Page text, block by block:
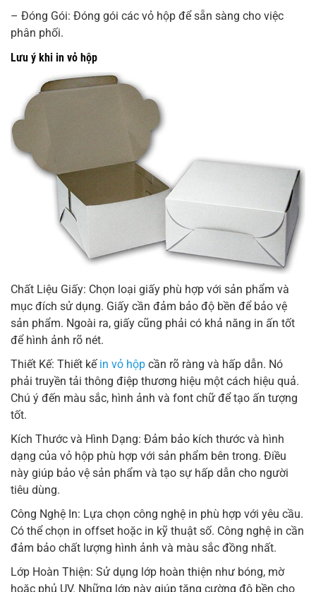
– Đóng Gói: Đóng gói các vỏ hộp để sẵn sàng cho việc
phân phối.
Lưu ý khi in vỏ hộp
Chất Liệu Giấy: Chọn loại giấy phù hợp với sản phẩm và
mục đích sử dụng. Giấy cần đảm bảo độ bền để bảo vệ
sản phẩm. Ngoài ra, giấy cũng phải có khả năng in ấn tốt
để hình ảnh rõ nét.
Thiết Kế: Thiết kế in vỏ hộp cần rõ ràng và hấp dẫn. Nó
phải truyền tải thông điệp thương hiệu một cách hiệu quả.
Chú ý đến màu sắc, hình ảnh và font chữ để tạo ấn tượng
tốt.
Kích Thước và Hình Dạng: Đảm bảo kích thước và hình
dạng của vỏ hộp phù hợp với sản phẩm bên trong. Điều
này giúp bảo vệ sản phẩm và tạo sự hấp dẫn cho người
tiêu dùng.
Công Nghệ In: Lựa chọn công nghệ in phù hợp với yêu cầu.
Có thể chọn in offset hoặc in kỹ thuật số. Công nghệ in cần
đảm bảo chất lượng hình ảnh và màu sắc đồng nhất.
Lớp Hoàn Thiện: Sử dụng lớp hoàn thiện như bóng, mờ
hoặc phủ UV. Những lớp này giúp tăng cường độ bền cho